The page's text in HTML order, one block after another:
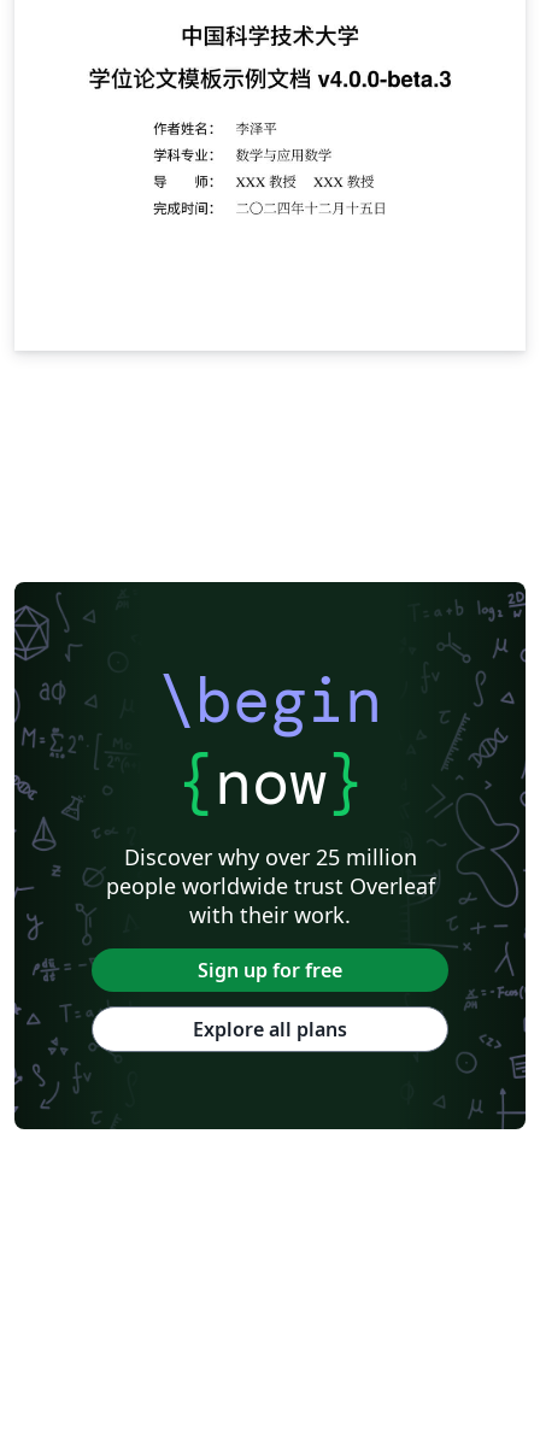
\begin
{now}
Discover why over 25 million
people worldwide trust Overleaf
with their work.
Sign up for free
Explore all plans